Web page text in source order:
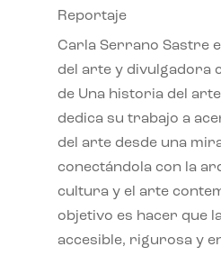
Reportaje
Carla Serrano Sastre
del arte y divulgadora
de Una historia del
dedica su trabajo a
del arte desde una
conectándola con la
cultura y el arte
objetivo es hacer que
accesible, rigurosa y